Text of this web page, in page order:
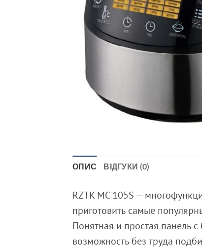
ОПИС ВІДГУКИ (0)
RZTK МC 105S —
приготовить самые
Понятная и простая панель
возможность без труда